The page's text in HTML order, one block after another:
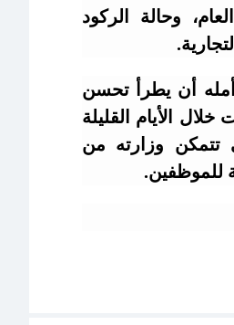
وحالة الركود
أن يطرأ تحسن
خلال الأيام القليلة
تتمكن وزارته من
للموظفين.